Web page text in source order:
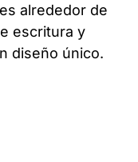
alrededor de
escritura y
diseño único.